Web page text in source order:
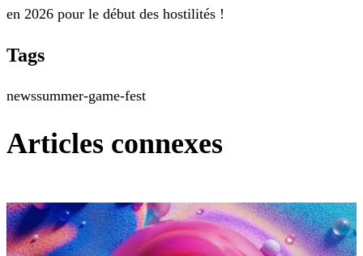
en 2026 pour le début des hostilités !
Tags
newssummer-game-fest
Articles connexes